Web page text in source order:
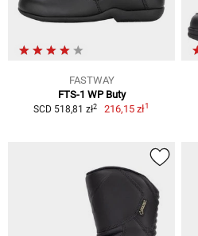
FASTWAY
FTS-1 WP Buty
SCD 518,81 zł2 216,15 zł1